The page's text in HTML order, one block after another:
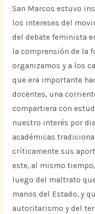
San Marcos estuvo
los intereses del
del debate feminista
la comprensión de la
organizamos y a los
que era importante
docentes, una
compartiera con
nuestro interés por
académicas
críticamente sus
este, al mismo
luego del maltrato
manos del Estado, y
autoritarismo y del